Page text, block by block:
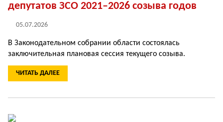
депутатов ЗСО 2021–2026 созыва годов
05.07.2026
В Законодательном собра­нии области состоялась
заключительная плановая сессия текущего созыва.
ЧИТАТЬ ДАЛЕЕ